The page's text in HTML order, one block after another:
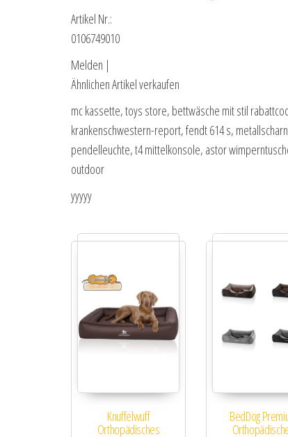
Artikel Nr.:
0106749010
Melden |
Ähnlichen Artikel verkaufen
mc kassette, toys store, bettwäsche mit stil
krankenschwestern-report, fendt 614 s,
pendelleuchte, t4 mittelkonsole, astor
outdoor
yyyyy
Knuffelwuff
Orthopädisches
BedDog